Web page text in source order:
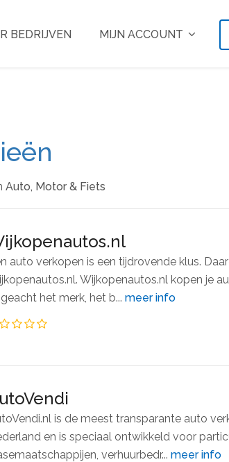
BEDRIJVEN MIJN ACCOUNT
Auto, Motor & Fiets
auto verkopen is een tijdrovende klus.
Wijkopenautos.nl kopen je
het merk, het b... meer info
is de meest transparante auto
en is speciaal ontwikkeld voor
verhuurbedr... meer info